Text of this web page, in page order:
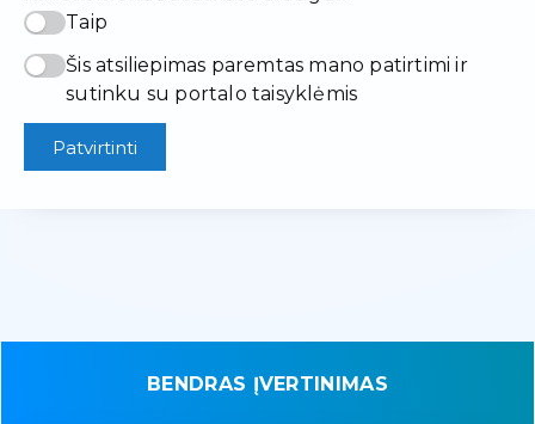
Taip
Šis atsiliepimas paremtas mano patirtimi ir
sutinku su portalo taisyklėmis
Patvirtinti
BENDRAS ĮVERTINIMAS